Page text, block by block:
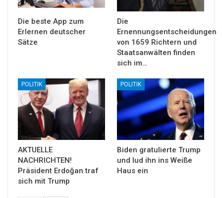
Die beste App zum
Erlernen deutscher
Sätze
Die
Ernennungsentscheidungen
von 1659 Richtern und
Staatsanwälten finden
sich im…
POLITIK
AKTUELLE
NACHRICHTEN!
Präsident Erdoğan traf
sich mit Trump
POLITIK
Biden gratulierte Trump
und lud ihn ins Weiße
Haus ein